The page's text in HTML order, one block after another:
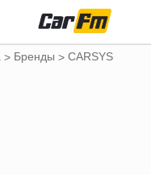
> Бренды > CARSYS